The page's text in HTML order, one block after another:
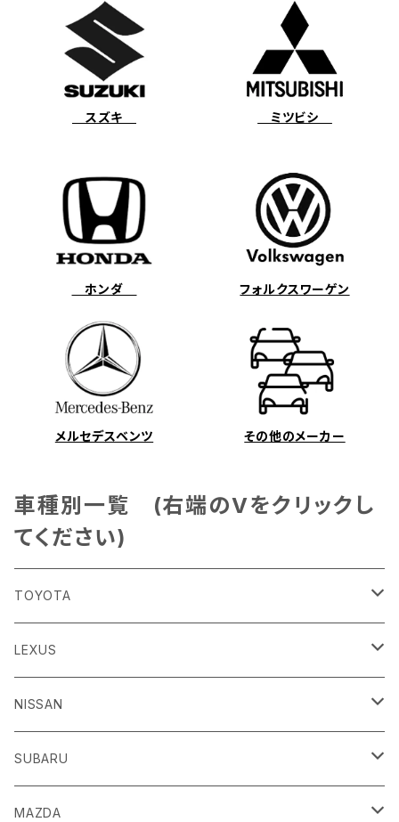
スズキ ミツビシ
ホンダ フォルクスワーゲン
メルセデスベンツ その他のメーカー
車種別一覧 (右端のVをクリックし
てください)
TOYOTA
86
H24/4～R3/8 ZN6
GR86
R3/10～ ZN8
ｂＢ
H17/12～H28/8 20系
ｂZ４X
LEXUS
ＣＴ
H23/1～R4/11
ＥＳ
H30/10～
ＧＳ
NISSAN
ＡＤ
H18/12～ Y12
ＧＴ－Ｒ
SUBARU
ＢＲＺ
MAZDA